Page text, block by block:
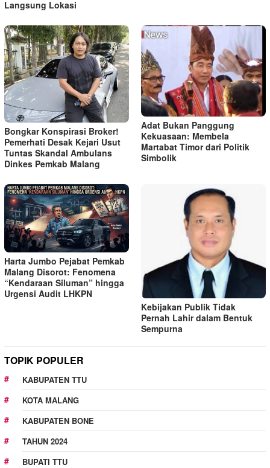
Langsung Lokasi
Bongkar Konspirasi Broker!
Pemerhati Desak Kejari Usut
Tuntas Skandal Ambulans
Dinkes Pemkab Malang
Adat Bukan Panggung
Kekuasaan: Membela
Martabat Timor dari Politik
Simbolik
Harta Jumbo Pejabat Pemkab
Malang Disorot: Fenomena
“Kendaraan Siluman” hingga
Urgensi Audit LHKPN
Kebijakan Publik Tidak
Pernah Lahir dalam Bentuk
Sempurna
TOPIK POPULER
KABUPATEN TTU
KOTA MALANG
KABUPATEN BONE
TAHUN 2024
BUPATI TTU